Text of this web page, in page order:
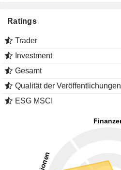
Ratings
Trader
Investment
Gesamt
Qualität der Veröffentlichungen
ESG MSCI